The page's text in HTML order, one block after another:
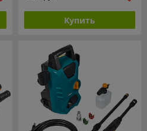
Купить